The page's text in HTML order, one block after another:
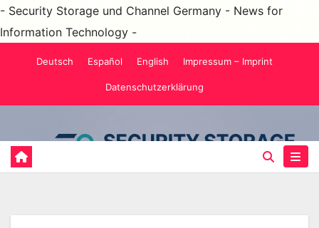
- Security Storage und Channel Germany - News for
Information Technology -
Deutsch Español English Impressum – Imprint
Datenschutzerklärung